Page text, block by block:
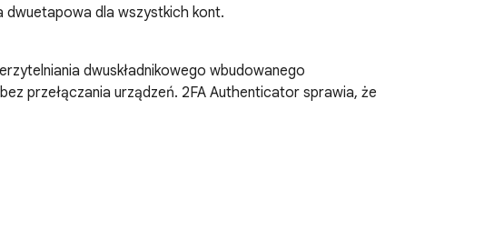
dla wszystkich kont.
dwuskładnikowego wbudowanego
przełączania urządzeń. 2FA Authenticator sprawia, że